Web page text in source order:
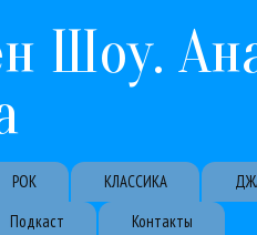
Шоу.
РОК КЛАССИКА
Подкаст Контакты